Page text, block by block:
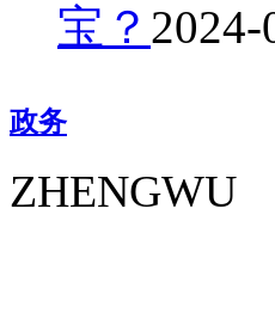
宝？ 2024-